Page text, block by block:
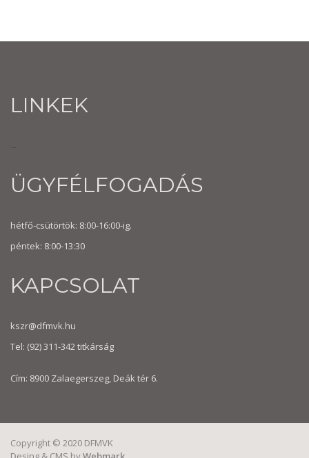
LINKEK
ÜGYFÉLFOGADÁS
hétfő-csütörtök: 8:00-16:00-ig.
péntek: 8:00-13:30
KAPCSOLAT
kszr@dfmvk.hu
Tel: (92) 311-342titkárság
Cím: 8900 Zalaegerszeg, Deák tér 6.
Copyright © 2020 DFMVK